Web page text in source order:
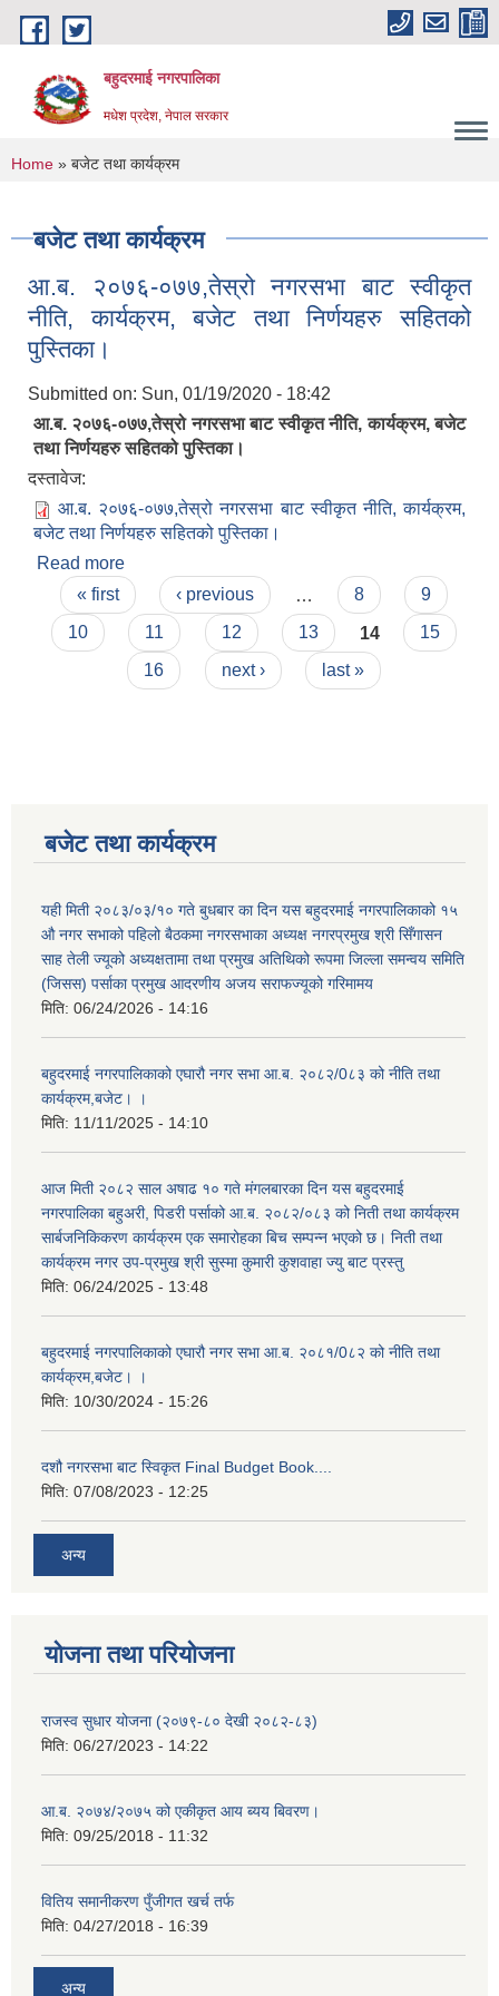
Skip to main content
बहुदरमाई नगरपालिका
मधेश प्रदेश, नेपाल सरकार
You are here
Home » बजेट तथा कार्यक्रम
बजेट तथा कार्यक्रम
आ.ब. २०७६-०७७,तेस्रो नगरसभा बाट स्वीकृत
नीति, कार्यक्रम, बजेट तथा निर्णयहरु सहितको
पुस्तिका।
Submitted on: Sun, 01/19/2020 - 18:42
आ.ब. २०७६-०७७,तेस्रो नगरसभा बाट स्वीकृत नीति, कार्यक्रम, बजेट
तथा निर्णयहरु सहितको पुस्तिका।
दस्तावेज:
आ.ब. २०७६-०७७,तेस्रो नगरसभा बाट स्वीकृत नीति, कार्यक्रम,
बजेट तथा निर्णयहरु सहितको पुस्तिका।
Read more
नीति, कार्यक्रम, बजेट तथा निर्णयहरु सहितको पुस्तिका।
Pages
« first ‹ previous 8
9
10
11 12 13 14
15
16
next › last »
बजेट तथा कार्यक्रम
यही मिती २०८३/०३/१० गते बुधबार का दिन यस बहुदरमाई नगरपालिकाको १५
औ नगर सभाको पहिलो बैठकमा नगरसभाका अध्यक्ष नगरप्रमुख श्री सिँगासन
साह तेली ज्यूको अध्यक्षतामा तथा प्रमुख अतिथिको रूपमा जिल्ला समन्वय समिति
(जिसस) पर्साका प्रमुख आदरणीय अजय सराफज्यूको गरिमामय
मिति: 06/24/2026 - 14:16
बहुदरमाई नगरपालिकाको एघारौ नगर सभा आ.ब. २०८२/0८३ को नीति तथा
कार्यक्रम,बजेट। ।
मिति: 11/11/2025 - 14:10
आज मिती २०८२ साल अषाढ १० गते मंगलबारका दिन यस बहुदरमाई
नगरपालिका बहुअरी, पिडरी पर्साको आ.ब. २०८२/०८३ को निती तथा कार्यक्रम
सार्बजनिकिकरण कार्यक्रम एक समारोहका बिच सम्पन्न भएको छ। निती तथा
कार्यक्रम नगर उप-प्रमुख श्री सुस्मा कुमारी कुशवाहा ज्यु बाट प्रस्तु
मिति: 06/24/2025 - 13:48
बहुदरमाई नगरपालिकाको एघारौ नगर सभा आ.ब. २०८१/0८२ को नीति तथा
कार्यक्रम,बजेट। ।
मिति: 10/30/2024 - 15:26
दशौ नगरसभा बाट स्विकृत Final Budget Book....
मिति: 07/08/2023 - 12:25
अन्य
योजना तथा परियोजना
राजस्व सुधार योजना (२०७९-८० देखी २०८२-८३)
मिति: 06/27/2023 - 14:22
आ.ब. २०७४/२०७५ को एकीकृत आय ब्यय बिवरण।
मिति: 09/25/2018 - 11:32
वितिय समानीकरण पुँजीगत खर्च तर्फ
मिति: 04/27/2018 - 16:39
अन्य